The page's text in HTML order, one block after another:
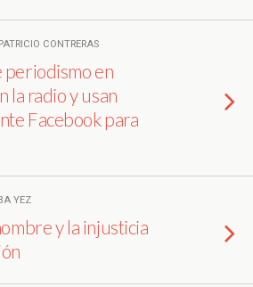
CONTRERAS
periodismo en
la radio y usan
Facebook para
YEZ
y la injusticia